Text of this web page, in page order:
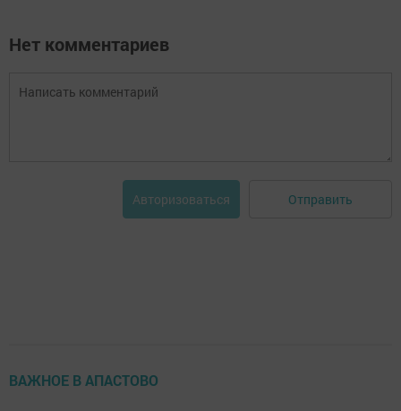
Нет комментариев
Авторизоваться Отправить
ВАЖНОЕ В АПАСТОВО